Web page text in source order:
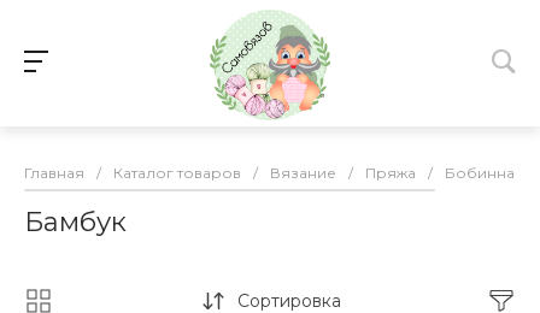
Главная / Каталог товаров / Вязание / Пряжа / Бобинная
Бамбук
Сортировка